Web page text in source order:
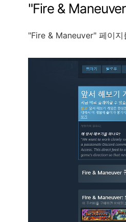
"Fire & Maneuver
"Fire & Maneuver" 페이지